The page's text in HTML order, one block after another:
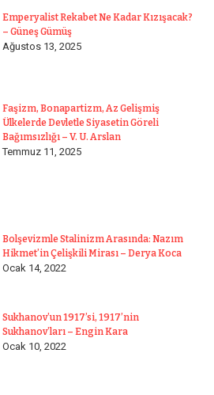
Emperyalist Rekabet Ne Kadar Kızışacak?
– Güneş Gümüş
Ağustos 13, 2025
Faşizm, Bonapartizm, Az Gelişmiş
Ülkelerde Devletle Siyasetin Göreli
Bağımsızlığı – V. U. Arslan
Temmuz 11, 2025
Bolşevizmle Stalinizm Arasında: Nazım
Hikmet’in Çelişkili Mirası – Derya Koca
Ocak 14, 2022
Sukhanov’un 1917’si, 1917’nin
Sukhanov’ları – Engin Kara
Ocak 10, 2022